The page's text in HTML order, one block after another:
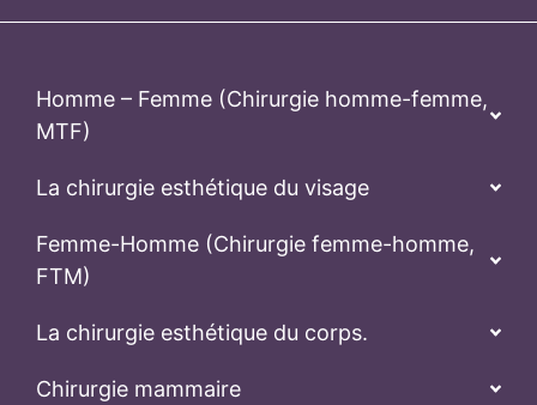
Homme – Femme (Chirurgie homme-femme,
MTF)
La chirurgie esthétique du visage
Femme-Homme (Chirurgie femme-homme,
FTM)
La chirurgie esthétique du corps.
Chirurgie mammaire